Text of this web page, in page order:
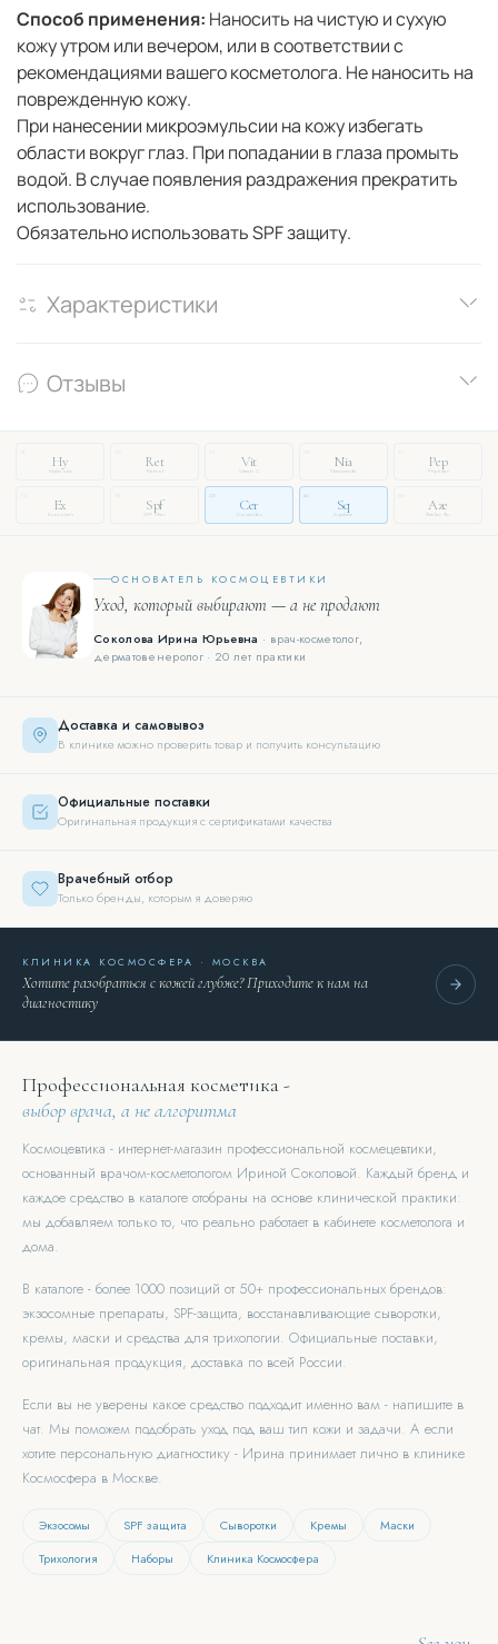
Способ применения: Наносить на чистую и сухую
кожу утром или вечером, или в соответствии с
рекомендациями вашего косметолога. Не наносить на
поврежденную кожу.
При нанесении микроэмульсии на кожу избегать
области вокруг глаз. При попадании в глаза промыть
водой. В случае появления раздражения прекратить
использование.
Обязательно использовать SPF защиту.
Характеристики
Отзывы
14
Hy
Hyaluronic
Ret
Retinol
Vit
Vitamin C
Nia
Niacinamide
Pep
Peptides
Ex
Exosomes
Spf
SPF Filter
33
Cer
Ceramides
46
Sq
Squalane
Aze
Azelaic Ac.
ОСНОВАТЕЛЬ КОСМОЦЕВТИКИ
Уход, который выбирают — а не продают
Соколова Ирина Юрьевна · врач-косметолог,
дерматовенеролог · 20 лет практики
Доставка и самовывоз
В клинике можно проверить товар и получить консультацию
Официальные поставки
Оригинальная продукция с сертификатами качества
Врачебный отбор
Только бренды, которым я доверяю
КЛИНИКА КОСМОСФЕРА · МОСКВА
Хотите разобраться с кожей глубже? Приходите к нам на
диагностику
Профессиональная косметика -
выбор врача, а не алгоритма
Космоцевтика - интернет-магазин профессиональной космецевтики,
основанный врачом-косметологом Ириной Соколовой. Каждый бренд и
каждое средство в каталоге отобраны на основе клинической практики:
мы добавляем только то, что реально работает в кабинете косметолога и
дома.
В каталоге - более 1000 позиций от 50+ профессиональных брендов:
экзосомные препараты, SPF-защита, восстанавливающие сыворотки,
кремы, маски и средства для трихологии. Официальные поставки,
оригинальная продукция, доставка по всей России.
Если вы не уверены какое средство подходит именно вам - напишите в
чат. Мы поможем подобрать уход под ваш тип кожи и задачи. А если
хотите персональную диагностику - Ирина принимает лично в клинике
Космосфера в Москве.
Экзосомы SPF защита Сыворотки Кремы
Маски
Трихология
Наборы Клиника Космосфера